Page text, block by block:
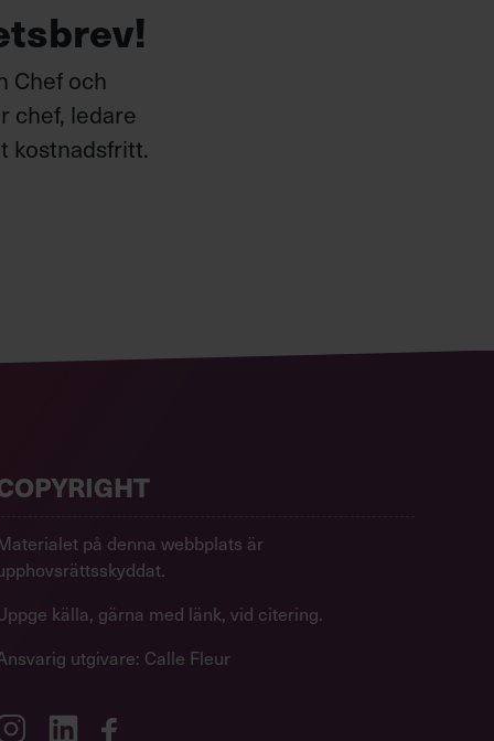
Chef och
chef, ledare
kostnadsfritt.
på denna webbplats är
källa, gärna med länk, vid citering.
utgivare: Calle Fleur